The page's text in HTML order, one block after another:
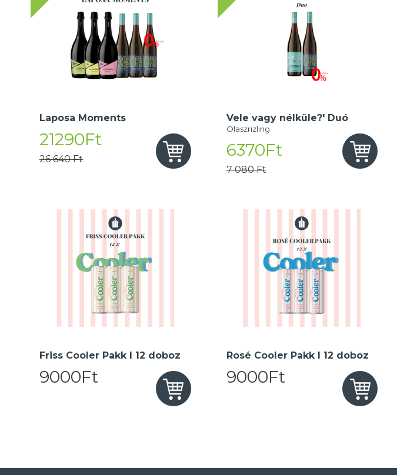
Laposa Moments
21290Ft
26 640 Ft
Vele vagy nélküle?' Duó
Olaszrizling
6370Ft
7 080 Ft
Friss Cooler Pakk I 12 doboz
9000Ft
Rosé Cooler Pakk I 12 doboz
9000Ft